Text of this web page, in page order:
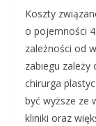
Koszty
o pojemności
zależności od
zabiegu zależy
chirurga
być wyższe ze
kliniki oraz